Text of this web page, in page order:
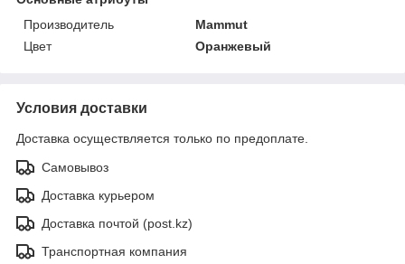
Производитель
Mammut
Цвет
Оранжевый
Условия доставки
Доставка осуществляется только по предоплате.
Самовывоз
Доставка курьером
Доставка почтой (post.kz)
Транспортная компания